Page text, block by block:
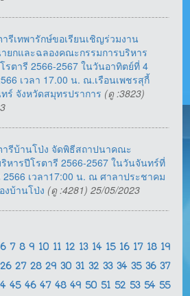
รีเทพารักษ์ขอเรียนเชิญร่วมงาน
ยกและฉลองคณะกรรมการบริหาร
รตารี 2566-2567 ในวันอาทิตย์ที่ 4
เวลา 17.00 น. ณ.เรือนเพชรสุกี้
ร์ จังหวัดสมุทรปราการ (ดู :3823)
ารีบ้านโป่ง จัดพิธีสถาปนาคณะ
หารปีโรตารี 2566-2567 ในวันจันทร์ที่
เวลา17:00 น. ณ ศาลาประชาคม
งบ้านโป่ง (ดู :4281) 25/05/2023
6 7 8 9 10 11 12 13 14 15 16 17 18 19
26 27 28 29 30 31 32 33 34 35 36 37
45 46 47 48 49 50 51 52 53 54 55